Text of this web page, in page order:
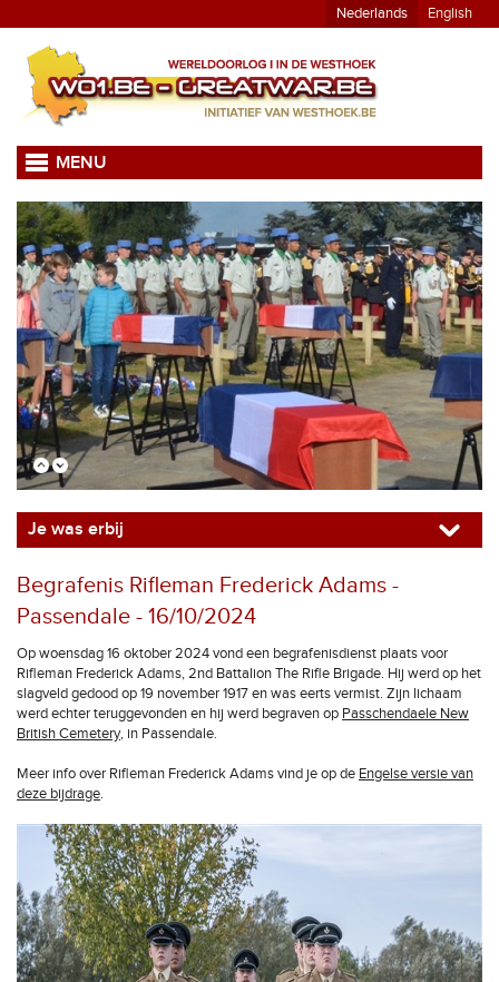
Nederlands English
MENU
Je was erbij
Begrafenis Rifleman Frederick Adams -
Passendale - 16/10/2024
Op woensdag 16 oktober 2024 vond een begrafenisdienst plaats voor
Rifleman Frederick Adams, 2nd Battalion The Rifle Brigade. Hij werd op het
slagveld gedood op 19 november 1917 en was eerts vermist. Zijn lichaam
werd echter teruggevonden en hij werd begraven op Passchendaele New
British Cemetery, in Passendale.
Meer info over Rifleman Frederick Adams vind je op de Engelse versie van
deze bijdrage.